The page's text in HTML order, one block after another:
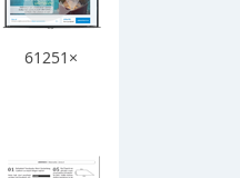
61251×